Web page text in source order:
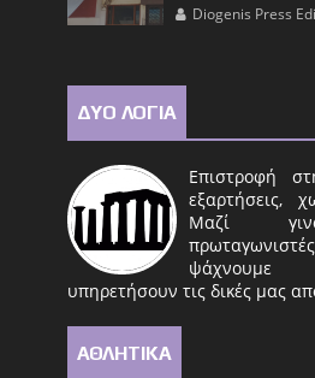
Diogenis Press
ΔΥΟ ΛΟΓΙΑ
Επιστροφή
εξαρτήσεις,
Μαζί
ψάχνουμε
υπηρετήσουν τις δικές μας
ΑΘΛΗΤΙΚΑ